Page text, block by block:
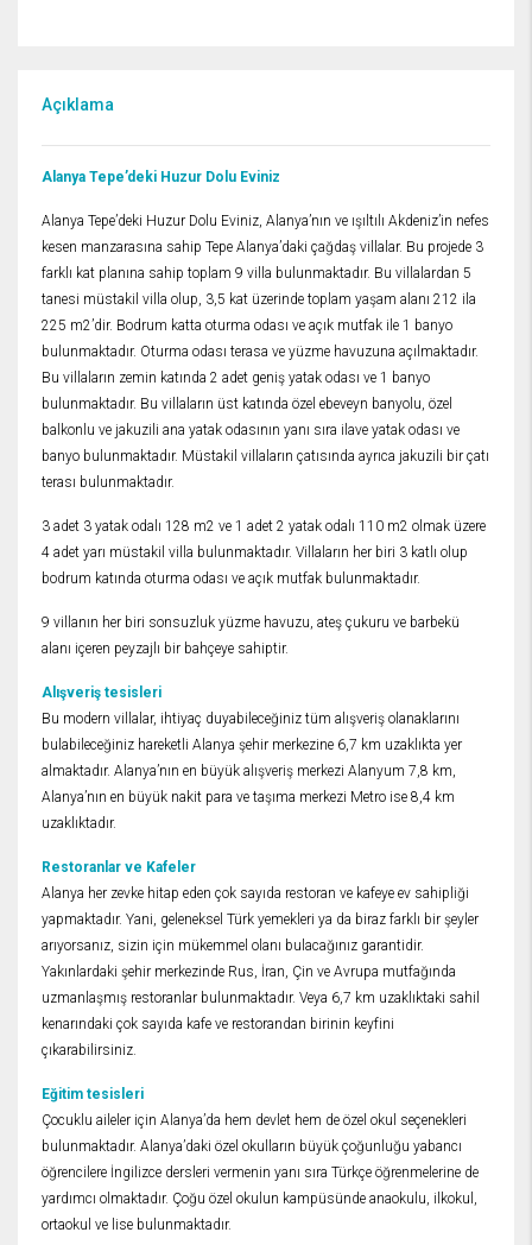
Açıklama
Alanya Tepe’deki Huzur Dolu Eviniz
Alanya Tepe’deki Huzur Dolu Eviniz, Alanya’nın ve ışıltılı Akdeniz’in nefes
kesen manzarasına sahip Tepe Alanya’daki çağdaş villalar. Bu projede 3
farklı kat planına sahip toplam 9 villa bulunmaktadır. Bu villalardan 5
tanesi müstakil villa olup, 3,5 kat üzerinde toplam yaşam alanı 212 ila
225 m2’dir. Bodrum katta oturma odası ve açık mutfak ile 1 banyo
bulunmaktadır. Oturma odası terasa ve yüzme havuzuna açılmaktadır.
Bu villaların zemin katında 2 adet geniş yatak odası ve 1 banyo
bulunmaktadır. Bu villaların üst katında özel ebeveyn banyolu, özel
balkonlu ve jakuzili ana yatak odasının yanı sıra ilave yatak odası ve
banyo bulunmaktadır. Müstakil villaların çatısında ayrıca jakuzili bir çatı
terası bulunmaktadır.
3 adet 3 yatak odalı 128 m2 ve 1 adet 2 yatak odalı 110 m2 olmak üzere
4 adet yarı müstakil villa bulunmaktadır. Villaların her biri 3 katlı olup
bodrum katında oturma odası ve açık mutfak bulunmaktadır.
9 villanın her biri sonsuzluk yüzme havuzu, ateş çukuru ve barbekü
alanı içeren peyzajlı bir bahçeye sahiptir.
Alışveriş tesisleri
Bu modern villalar, ihtiyaç duyabileceğiniz tüm alışveriş olanaklarını
bulabileceğiniz hareketli Alanya şehir merkezine 6,7 km uzaklıkta yer
almaktadır. Alanya’nın en büyük alışveriş merkezi Alanyum 7,8 km,
Alanya’nın en büyük nakit para ve taşıma merkezi Metro ise 8,4 km
uzaklıktadır.
Restoranlar ve Kafeler
Alanya her zevke hitap eden çok sayıda restoran ve kafeye ev sahipliği
yapmaktadır. Yani, geleneksel Türk yemekleri ya da biraz farklı bir şeyler
arıyorsanız, sizin için mükemmel olanı bulacağınız garantidir.
Yakınlardaki şehir merkezinde Rus, İran, Çin ve Avrupa mutfağında
uzmanlaşmış restoranlar bulunmaktadır. Veya 6,7 km uzaklıktaki sahil
kenarındaki çok sayıda kafe ve restorandan birinin keyfini
çıkarabilirsiniz.
Eğitim tesisleri
Çocuklu aileler için Alanya’da hem devlet hem de özel okul seçenekleri
bulunmaktadır. Alanya’daki özel okulların büyük çoğunluğu yabancı
öğrencilere İngilizce dersleri vermenin yanı sıra Türkçe öğrenmelerine de
yardımcı olmaktadır. Çoğu özel okulun kampüsünde anaokulu, ilkokul,
ortaokul ve lise bulunmaktadır.